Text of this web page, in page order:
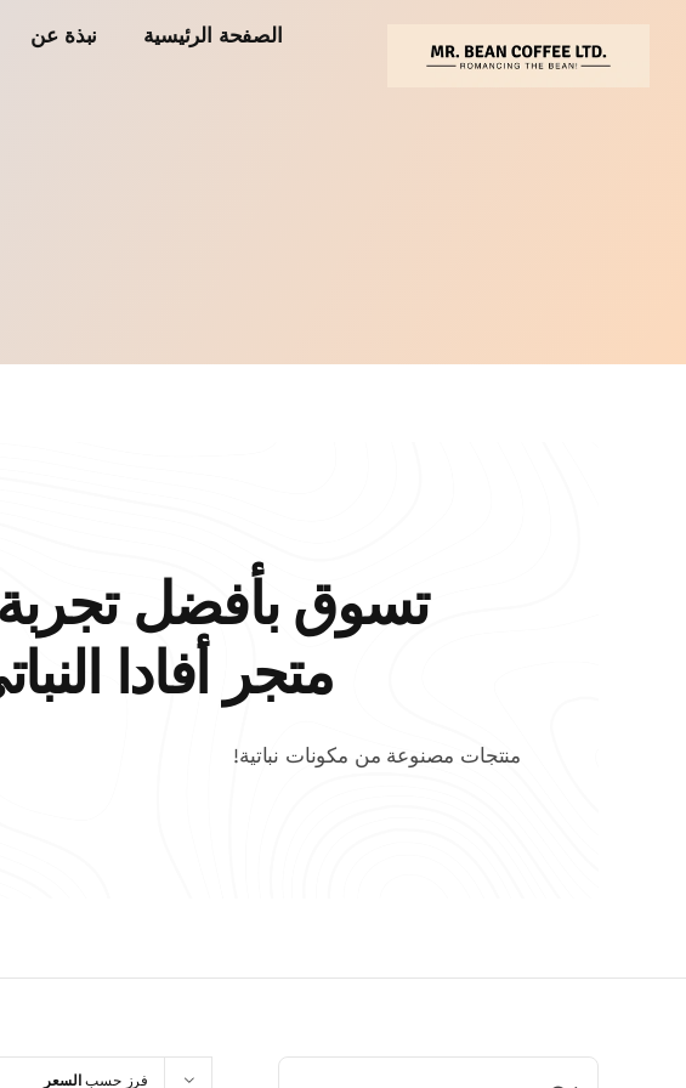
الصفحة الرئيسية نبذة عن
تسوق بأفضل
متجر أفادا
منتجات مصنوعة من مكونات نباتية!
فرز حسب السعر